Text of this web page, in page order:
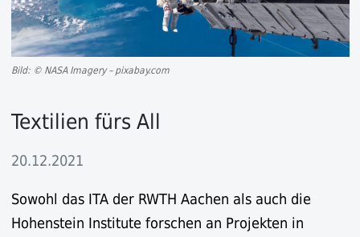
Bild: © NASA Imagery – pixabay.com
Textilien fürs All
20.12.2021
Sowohl das ITA der RWTH Aachen als auch die
Hohenstein Institute forschen an Projekten in